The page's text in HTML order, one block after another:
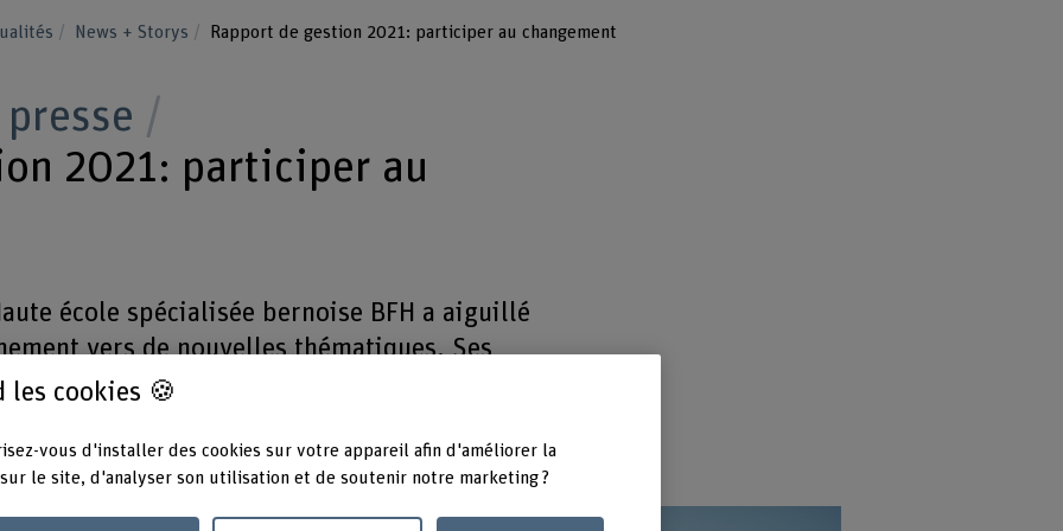
News + Storys Rapport de gestion 2021: participer au changement
2021: participer au
école spécialisée bernoise BFH a aiguillé
vers de nouvelles thématiques. Ses
dans le domaine de la durabilité, ont
sociétaux. Elle enregistre en outre une
de 4 pour cent.
exercice marqué tant par les succès que par les défis:
les cookies 🍪
vous d'installer des cookies sur votre appareil afin d'améliorer la
le site, d'analyser son utilisation et de soutenir notre marketing ?